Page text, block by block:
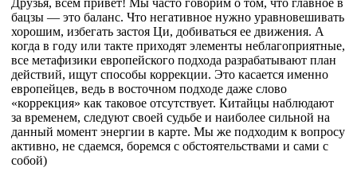
бацзы — это баланс. Что негативное нужно уравновешивать
хорошим, избегать застоя Ци, добиваться ее движения. А
когда в году или такте приходят элементы неблагоприятные,
все метафизики европейского подхода разрабатывают план
действий, ищут способы коррекции. Это касается именно
европейцев, ведь в восточном подходе даже слово
«коррекция» как таковое отсутствует. Китайцы наблюдают
за временем, следуют своей судьбе и наиболее сильной на
данный момент энергии в карте. Мы же подходим к вопросу
активно, не сдаемся, боремся с обстоятельствами и сами с
собой)